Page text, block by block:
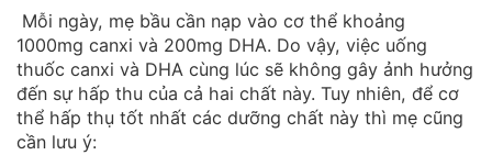
Mỗi ngày, mẹ bầu cần nạp vào cơ thể khoảng
1000mg canxi và 200mg DHA. Do vậy, việc uống
thuốc canxi và DHA cùng lúc sẽ không gây ảnh hưởng
đến sự hấp thu của cả hai chất này. Tuy nhiên, để cơ
thể hấp thụ tốt nhất các dưỡng chất này thì mẹ cũng
cần lưu ý: